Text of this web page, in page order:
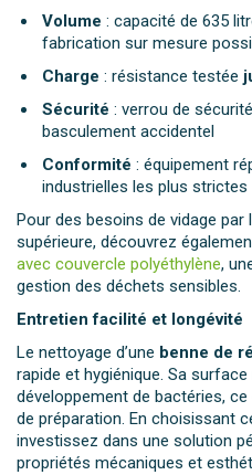
Volume : capacité de 635
fabrication sur mesure
Charge : résistance testée
Sécurité : verrou de
basculement accidentel
Conformité : équipement
industrielles les plus strictes
Pour des besoins de vidage
supérieure, découvrez
avec couvercle polyéthylène,
gestion des déchets sensibles.
Entretien facilité et longévité
Le nettoyage d’une benne de
rapide et hygiénique. Sa
développement de bactéries,
de préparation. En choisissant
investissez dans une solution
propriétés mécaniques et